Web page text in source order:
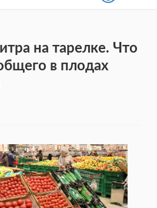
на тарелке. Что
в плодах